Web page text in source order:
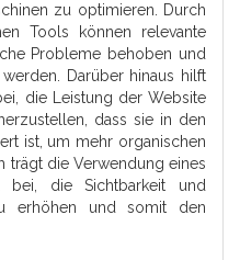
zu optimieren. Durch
Tools können relevante
Probleme behoben und
Darüber hinaus hilft
die Leistung der Website
dass sie in den
ist, um mehr organischen
trägt die Verwendung eines
bei, die Sichtbarkeit und
erhöhen und somit den